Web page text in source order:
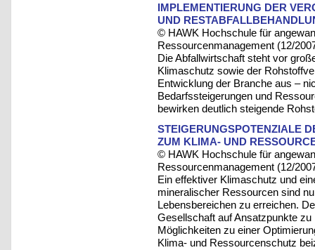
IMPLEMENTIERUNG DER
UND
© HAWK Hochschule für
Ressourcenmanagement (12/
Die Abfallwirtschaft steht vor
Klimaschutz sowie der
Entwicklung der Branche aus –
Bedarfssteigerungen und
bewirken deutlich steigende
STEIGERUNGSPOTENZIALE
ZUM KLIMA- UND
© HAWK Hochschule für
Ressourcenmanagement (12/
Ein effektiver Klimaschutz und
mineralischer Ressourcen sind
Lebensbereichen zu erreichen.
Gesellschaft auf Ansatzpunkte
Möglichkeiten zu einer
Klima- und Ressourcenschutz